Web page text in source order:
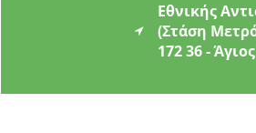
Εθνικής
(Στάση
172 36 -